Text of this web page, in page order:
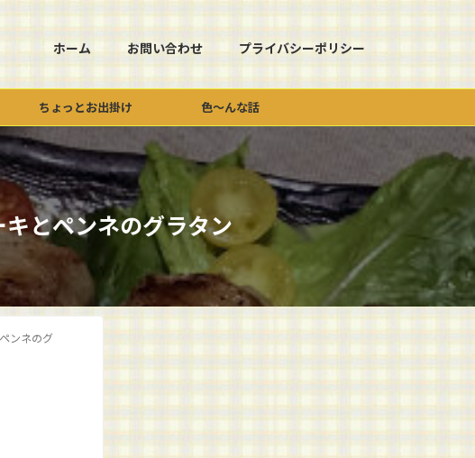
ホーム お問い合わせ プライバシーポリシー
ちょっとお出掛け 色～んな話
とペンネのグラタン
ンネのグ